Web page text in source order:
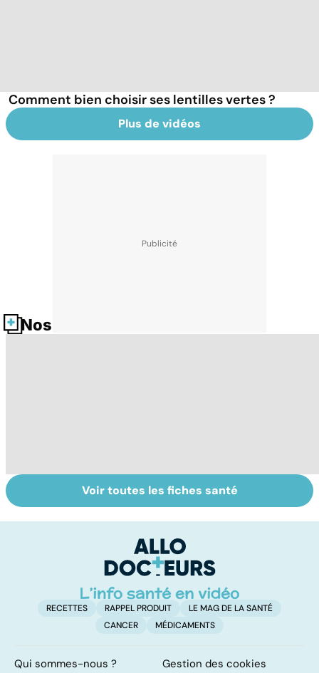
Comment bien choisir ses lentilles vertes ?
Plus de vidéos
Nos fiches santé
Grand froid : nos
conseils
Perturbateurs
endocriniens :
notre santé
Voir toutes les fiches santé
RECETTES RAPPEL PRODUIT
LE MAG DE LA SANTÉ
CANCER
MÉDICAMENTS
Qui sommes-nous ? Gestion des cookies